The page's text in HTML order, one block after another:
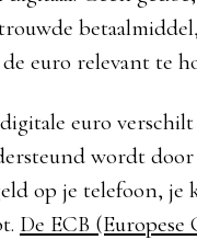
euro relevant te
euro
wordt door
op je telefoon, je
De ECB